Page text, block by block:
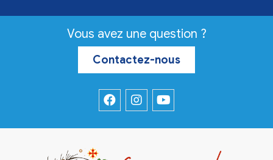
Vous avez une question ?
Contactez-nous